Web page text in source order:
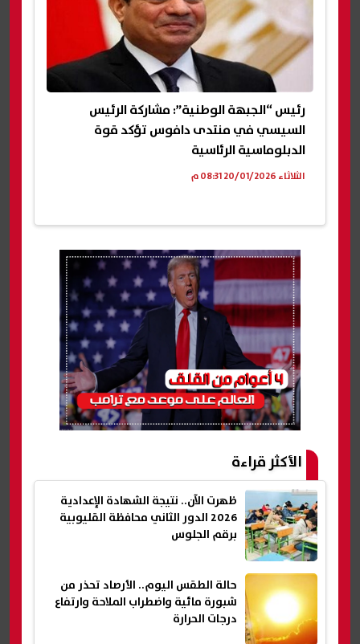
رئيس “الجبهة الوطنية”: مشاركة الرئيس
السيسي في منتدى دافوس تؤكد قوة
الدبلوماسية الرئاسية
الثلاثاء 20/01/2026 08:31 م
الأكثر قراءة
ظهرت الآن.. نتيجة الشهادة الإعدادية
2026 الدور الثاني محافظة القليوبية
برقم الجلوس
حالة الطقس اليوم.. الأرصاد تحذر من
شبورة مائية واضطراب الملاحة وارتفاع
درجات الحرارة